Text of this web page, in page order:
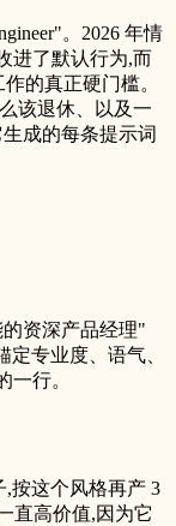
。2026 年情
进了默认行为,而
的真正硬门槛。
该退休、以及一
成的每条提示词
资深产品经理"
专业度、语气、
行。
按这个风格再产 3
直高价值,因为它